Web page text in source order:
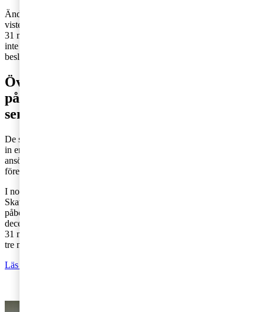
Ändringen träder i kraft den 1 januari 2021 men tillämpas på
vistelser som påbörjas efter den
31 maj 2020. Syftet med övergångsbestämmelserna är att företag
inte skulle behöva avvakta med att rekrytera tills dess att det fattades
beslut om de nya reglerna.
Övergångsbestämmelser för den som
påbörjat sin vistelse 1 juni 2020 eller
senare
De som redan sökt och fått ett beslut som gäller i tre år måste lämna
in en ny ansökan för att få ett beslut som gäller under fem år. En ny
ansökan kan lämnas in så länge vistelsen i Sverige inte påbörjades
före den 1 juni 2020.
I normala fall ska ansökan om skattelättnader lämnas in till
Skatterättsnämnden senast tre månader efter att vistelsen i Sverige
påbörjats. Om vistelsen i Sverige påbörjas under perioden 1 juni-31
december 2020 ska den nya ansökan istället ha kommit in senast den
31 mars 2021. Den första ansökan måste dock ha kommit in inom
tre månader från arbetets start i Sverige.
Läs riksdagens beslut